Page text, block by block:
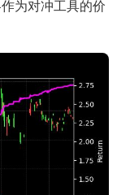
为对冲工具的价